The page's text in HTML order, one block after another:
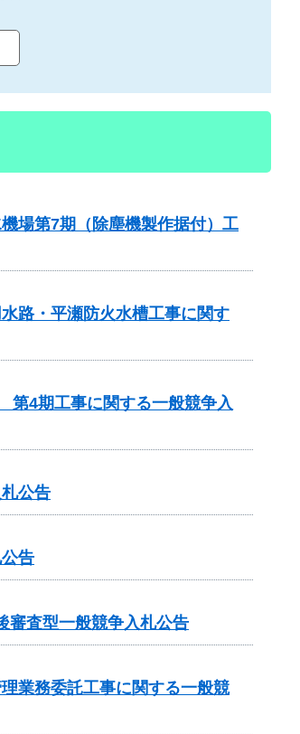
場第7期（除塵機製作据付）工
路・平瀬防火水槽工事に関す
4期工事に関する一般競争入
公告
告
審査型一般競争入札公告
業務委託工事に関する一般競